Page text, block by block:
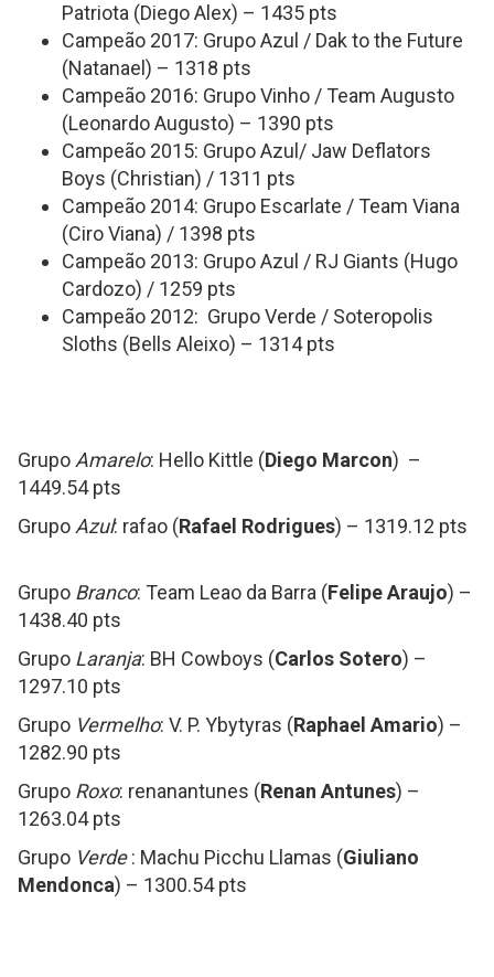
Patriota (Diego Alex) – 1435 pts
Campeão 2017: Grupo Azul / Dak to the Future
(Natanael) – 1318 pts
Campeão 2016: Grupo Vinho / Team Augusto
(Leonardo Augusto) – 1390 pts
Campeão 2015: Grupo Azul/ Jaw Deflators
Boys (Christian) / 1311 pts
Campeão 2014: Grupo Escarlate / Team Viana
(Ciro Viana) / 1398 pts
Campeão 2013: Grupo Azul / RJ Giants (Hugo
Cardozo) / 1259 pts
Campeão 2012: Grupo Verde / Soteropolis
Sloths (Bells Aleixo) – 1314 pts
Grupo Amarelo: Hello Kittle (Diego Marcon) –
1449.54 pts
Grupo Azul: rafao (Rafael Rodrigues) – 1319.12 pts
Grupo Branco: Team Leao da Barra (Felipe Araujo) –
1438.40 pts
Grupo Laranja: BH Cowboys (Carlos Sotero) –
1297.10 pts
Grupo Vermelho: V. P. Ybytyras (Raphael Amario) –
1282.90 pts
Grupo Roxo: renanantunes (Renan Antunes) –
1263.04 pts
Grupo Verde: Machu Picchu Llamas (Giuliano
Mendonca) – 1300.54 pts